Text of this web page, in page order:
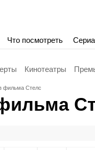
Что посмотреть
Кинотеатры
фильма Стелс